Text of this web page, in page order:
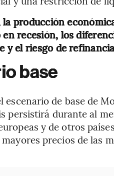
la producción
en recesión, los
y el riesgo de
base
escenario de base de
persistirá durante al
y de otros
precios de las